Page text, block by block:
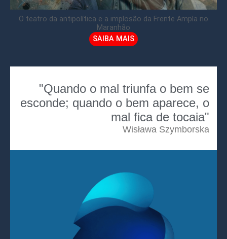
O teatro da antipolítica e a implosão da Frente Ampla no
Maranhão
SAIBA MAIS
"Quando o mal triunfa o bem se
esconde; quando o bem aparece, o
mal fica de tocaia"
Wisława Szymborska